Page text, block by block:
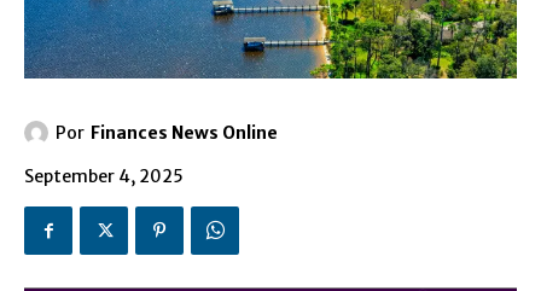
Por Finances News Online
September 4, 2025